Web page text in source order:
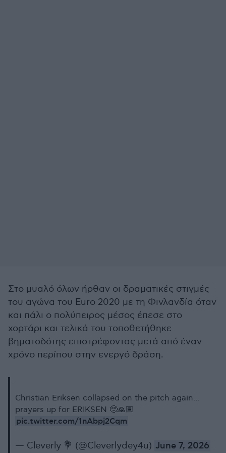
Στο μυαλό όλων ήρθαν οι δραματικές στιγμές
του αγώνα του Euro 2020 με τη Φινλανδία όταν
και πάλι ο πολύπειρος μέσος έπεσε στο
χορτάρι και τελικά του τοποθετήθηκε
βηματοδότης επιστρέφοντας μετά από έναν
χρόνο περίπου στην ενεργό δράση.
Christian Eriksen collapsed on the pitch again…
prayers up for ERIKSEN 🥺🙏🏾
pic.twitter.com/1nAbpj2Cqm
— Cleverly 💐 (@Cleverlydey4u) June 7, 2026